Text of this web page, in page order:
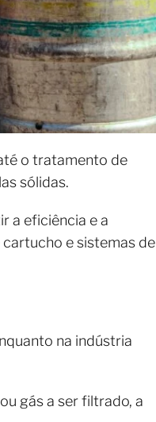
o tratamento de
sólidas.
a eficiência e a
e sistemas de
na indústria
gás a ser filtrado, a